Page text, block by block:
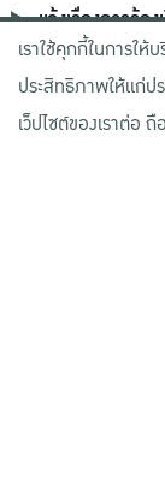
แจ้งเรื่องการร้อ
ช่องทางมหาวิ
เกษตรศาสตร์
ช่องทางสำนัก
ช่องทางสำนัก
เราใช้คุกกี้ในการใ
ประสิทธิภาพให้แก่
เว็ปไซต์ของเราต่อ